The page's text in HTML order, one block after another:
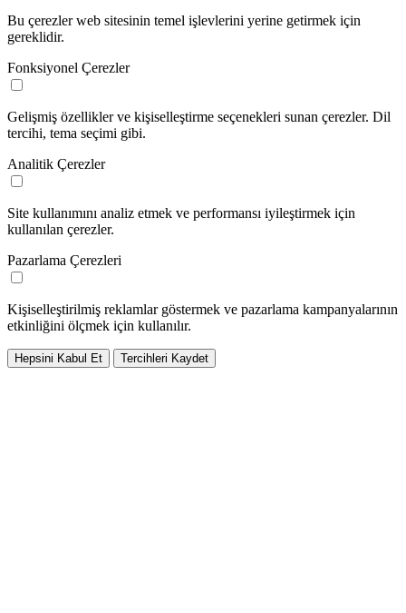
Bu çerezler web sitesinin temel işlevlerini yerine getirmek için
gereklidir.
Fonksiyonel Çerezler
Gelişmiş özellikler ve kişiselleştirme seçenekleri sunan çerezler. Dil
tercihi, tema seçimi gibi.
Analitik Çerezler
Site kullanımını analiz etmek ve performansı iyileştirmek için
kullanılan çerezler.
Pazarlama Çerezleri
Kişiselleştirilmiş reklamlar göstermek ve pazarlama kampanyalarının
etkinliğini ölçmek için kullanılır.
Hepsini Kabul Et Tercihleri Kaydet